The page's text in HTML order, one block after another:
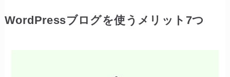
WordPressブログを使うメリット7つ